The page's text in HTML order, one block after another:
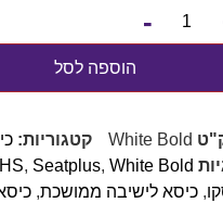
-
הוספה לסל
White Bold קטגוריות:
, Seatplus, White Bold
, כיסא לישיבה ממושכת,